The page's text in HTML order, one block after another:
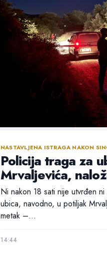
NASTAVLJENA ISTRAGA NAKON
Policija traga za
Mrvaljevića,
Ni nakon 18 sati nije utvrđen
ubica, navodno, u potiljak
metak –...
14:44